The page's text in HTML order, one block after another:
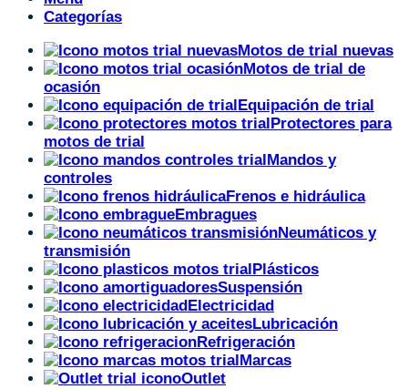
Categorías
Motos de trial nuevas
Motos de trial de
ocasión
Equipación de trial
Protectores para
motos de trial
Mandos y
controles
Frenos e hidráulica
Embragues
Neumáticos y
transmisión
Plásticos
Suspensión
Electricidad
Lubricación
Refrigeración
Marcas
Outlet